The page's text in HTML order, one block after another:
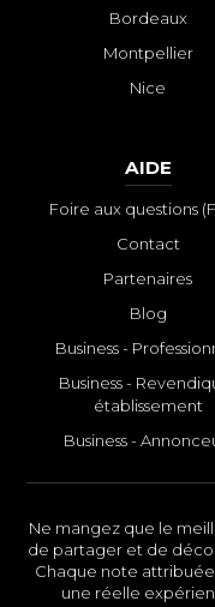
Bordeaux
Montpellier
Nice
AIDE
Foire aux questions
Contact
Partenaires
Blog
Business -
Business -
établissement
Business -
Ne mangez que le
de partager et de
Chaque note attribuée
une réelle